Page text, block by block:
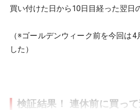
買い付けた日から10日目経った翌日
（※ゴールデンウィーク前を今回は4
した）
検証結果！ 連休前に買っ